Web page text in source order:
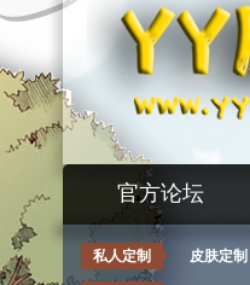
官方论坛
私人定制 皮肤定制